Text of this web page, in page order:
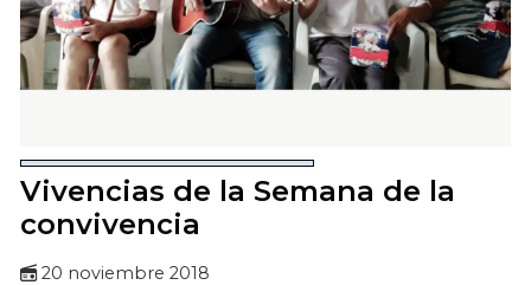
Vivencias de la Semana de la
convivencia
20 noviembre 2018